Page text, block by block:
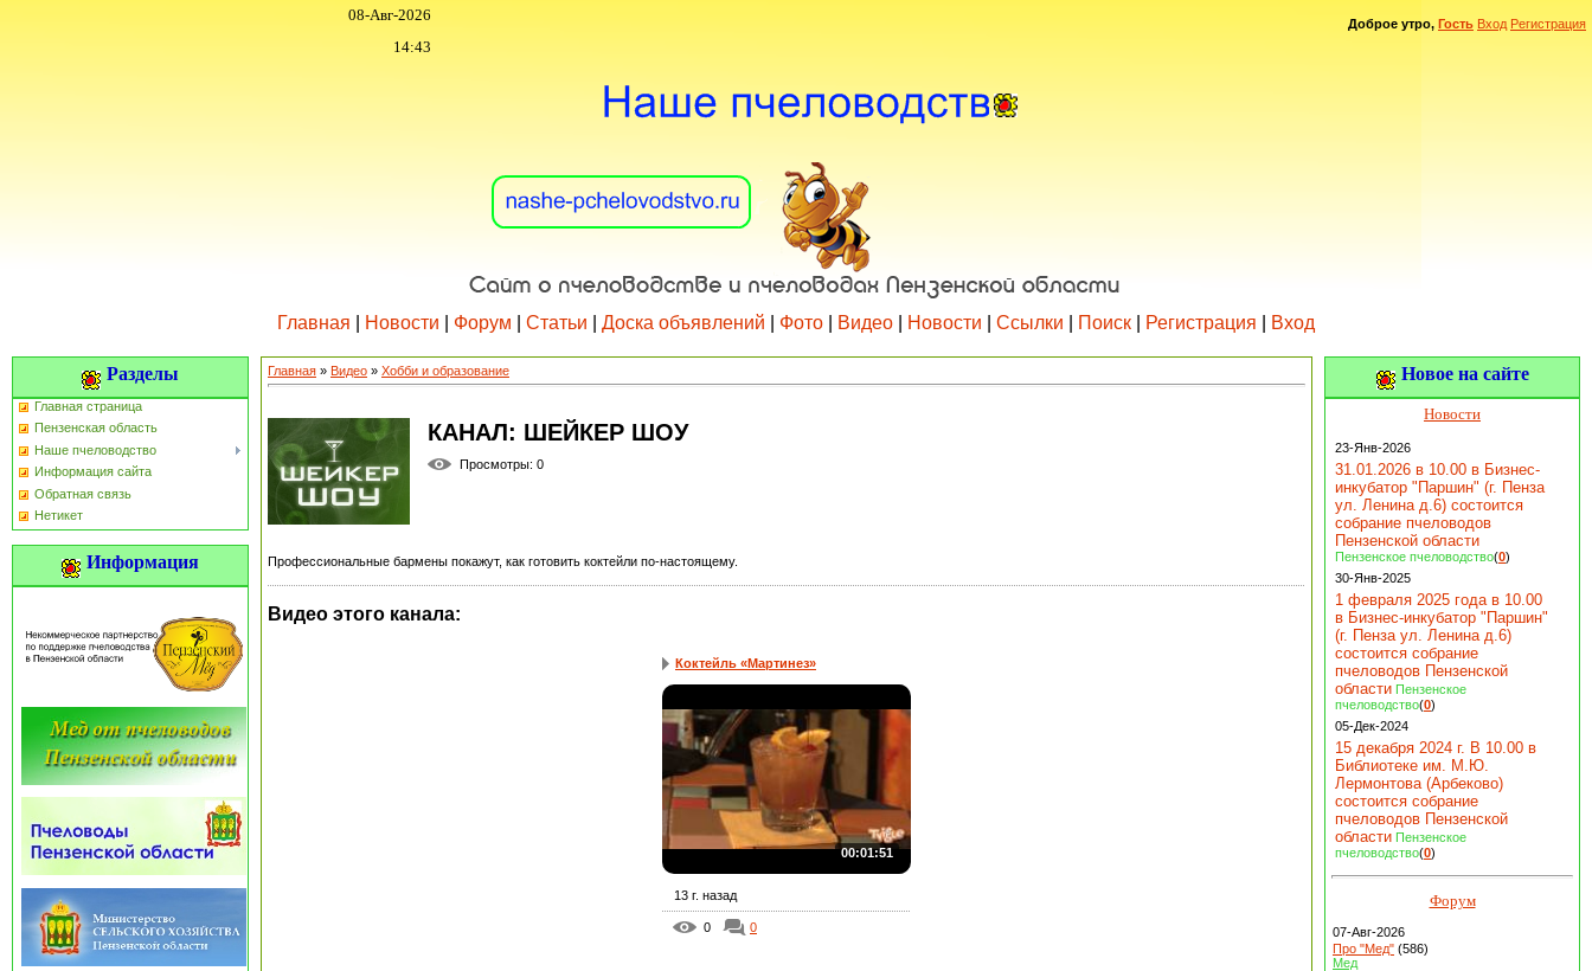
08-Авг-2026
14:43
Доброе утро, Гость Вход Регистрация
Главная Новости Форум Статьи Доска объявлений Фото Видео Новости Ссылки Поиск Регистрация Вход
Разделы
Главная страница
Пензенская область
Наше пчеловодство
Информация сайта
Обратная связь
Нетикет
Информация
Главная » Видео » Хобби и образование
КАНАЛ: ШЕЙКЕР ШОУ
Просмотры: 0
Профессиональные бармены покажут, как готовить коктейли по-настоящему.
Видео этого канала:
Коктейль «Мартинез»
00:01:51
13 г. назад
0 0
Новое на сайте
Новости
23-Янв-2026
31.01.2026 в 10.00 в Бизнес-
инкубатор "Паршин" (г. Пенза
ул. Ленина д.6) состоится
собрание пчеловодов
Пензенской области
Пензенское пчеловодство(0)
30-Янв-2025
1 февраля 2025 года в 10.00
в Бизнес-инкубатор "Паршин"
(г. Пенза ул. Ленина д.6)
состоится собрание
пчеловодов Пензенской
области Пензенское
пчеловодство(0)
05-Дек-2024
15 декабря 2024 г. В 10.00 в
Библиотеке им. М.Ю.
Лермонтова (Арбеково)
состоится собрание
пчеловодов Пензенской
области Пензенское
пчеловодство(0)
Форум
07-Авг-2026
Про "Мед" (586)
Мед